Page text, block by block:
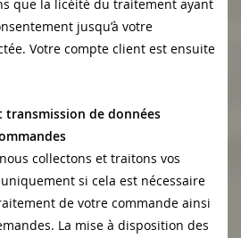
que la licéité du traitement ayant
jusqu’à votre
Votre compte client est ensuite
de données
collectons et traitons vos
si cela est nécessaire
de votre commande ainsi
La mise à disposition des